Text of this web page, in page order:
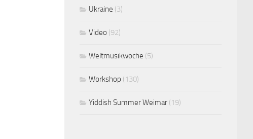
Ukraine (3)
Video (92)
Weltmusikwoche (5)
Workshop (130)
Yiddish Summer Weimar (19)